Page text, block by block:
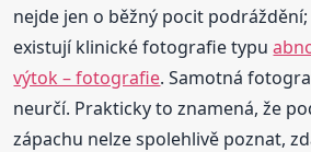
nejde jen o běžný pocit
existují klinické fotografie typu
výtok – fotografie. Samotná
neurčí. Prakticky to znamená, že
zápachu nelze spolehlivě poznat,